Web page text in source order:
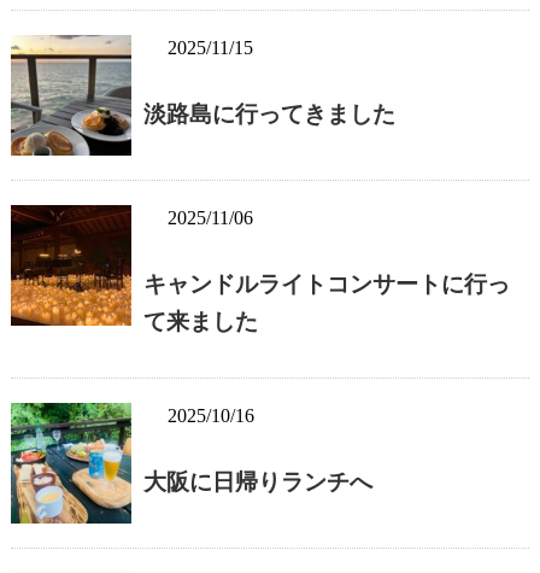
2025/11/15
淡路島に行ってきました
2025/11/06
キャンドルライトコンサートに行っ
て来ました
2025/10/16
大阪に日帰りランチへ